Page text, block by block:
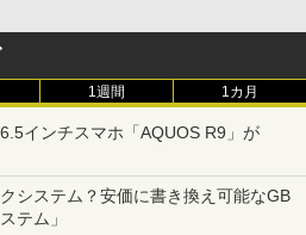
1週間 1カ月
インチスマホ「AQUOS R9」が
システム？安価に書き換え可能なGB
テム」